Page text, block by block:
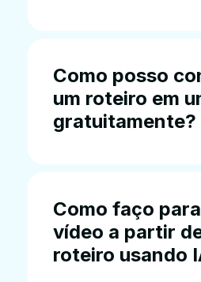
Como posso
um roteiro em
gratuitamente?
Como faço
vídeo a partir
roteiro usando